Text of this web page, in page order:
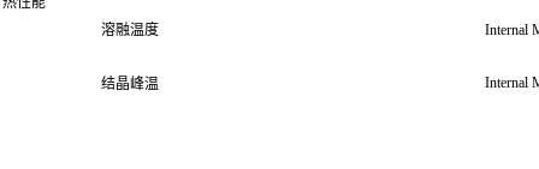
溶融温度 Internal
结晶峰温 Internal